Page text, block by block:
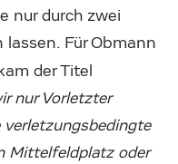
nur durch zwei
Für Obmann
der Titel
nur Vorletzter
verletzungsbedingte
Mittelfeldplatz oder